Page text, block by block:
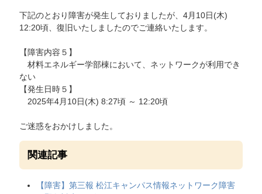
下記のとおり障害が発生しておりましたが、4月10日(木)
12:20頃、復旧いたしましたのでご連絡いたします。
【障害内容５】
材料エネルギー学部棟において、ネットワークが利用でき
ない
【発生日時５】
2025年4月10日(木) 8:27頃 ～ 12:20頃
ご迷惑をおかけしました。
関連記事
【障害】第三報 松江キャンパス情報ネットワーク障害